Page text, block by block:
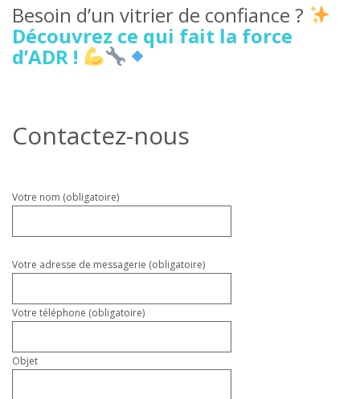
Besoin d’un vitrier de confiance ?
Découvrez ce qui fait la force
d’ADR !
Contactez-nous
Veuillez
vide.
Votre nom (obligatoire)
Votre adresse de messagerie (obligatoire)
Votre téléphone (obligatoire)
Objet